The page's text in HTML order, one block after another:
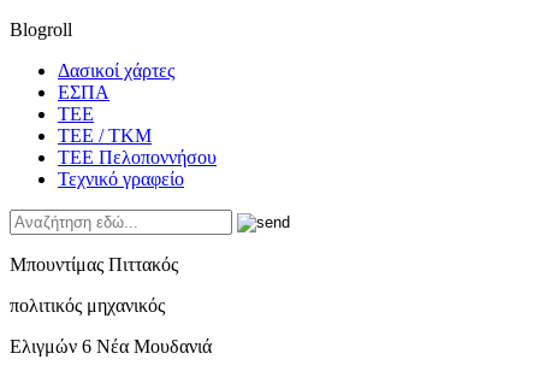
Blogroll
Δασικοί χάρτες
ΕΣΠΑ
ΤΕΕ
ΤΕΕ / ΤΚΜ
ΤΕΕ Πελοποννήσου
Τεχνικό γραφείο
Μπουντίμας Πιττακός
πολιτικός μηχανικός
Ελιγμών 6 Νέα Μουδανιά